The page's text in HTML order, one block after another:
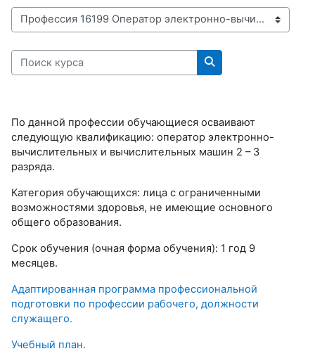
Категории курсов
Поиск курса
Поиск курса
По данной профессии обучающиеся осваивают
следующую квалификацию: оператор электронно-
вычислительных и вычислительных машин 2 – 3
разряда.
Категория обучающихся: лица с ограниченными
возможностями здоровья, не имеющие основного
общего образования.
Срок обучения (очная форма обучения): 1 год 9
месяцев.
Адаптированная программа профессиональной
подготовки по профессии рабочего, должности
служащего.
Учебный план.